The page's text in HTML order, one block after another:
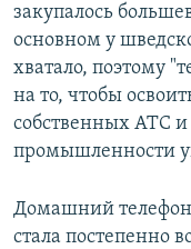
закупалось
основном у
хватало, поэтому
на то, чтобы
собственных АТС и
промышленности
Домашний телефон
стала постепенно